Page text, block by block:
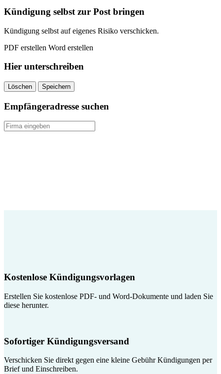
quantity
Kündigung selbst zur Post bringen
Kündigung selbst auf eigenes Risiko verschicken.
PDF erstellen Word erstellen
Hier unterschreiben
Löschen Speichern
Empfängeradresse suchen
Kostenlose Kündigungsvorlagen
Erstellen Sie kostenlose PDF- und Word-Dokumente und laden Sie
diese herunter.
Sofortiger Kündigungsversand
Verschicken Sie direkt gegen eine kleine Gebühr Kündigungen per
Brief und Einschreiben.